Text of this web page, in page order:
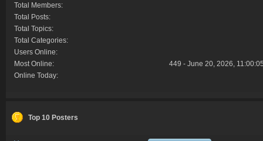
Total Members:
Total Posts:
Total Topics:
Total Categories:
Users Online:
Most Online:
449 - June 20, 2026,
Online Today:
Top 10 Posters